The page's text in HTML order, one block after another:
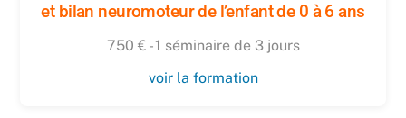
et bilan neuromoteur de l’enfant de 0 à 6 ans
750 € - 1 séminaire de 3 jours
voir la formation